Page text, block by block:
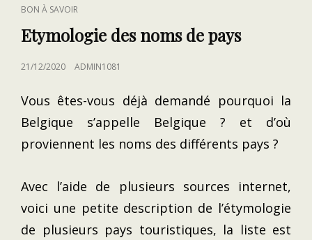
CAT
LINKS
BON À SAVOIR
Etymologie des noms de pays
POSTED
21/12/2020 ADMIN1081
Vous êtes-vous déjà demandé pourquoi la
Belgique s’appelle Belgique ? et d’où
proviennent les noms des différents pays ?
Avec l’aide de plusieurs sources internet,
voici une petite description de l’étymologie
de plusieurs pays touristiques, la liste est